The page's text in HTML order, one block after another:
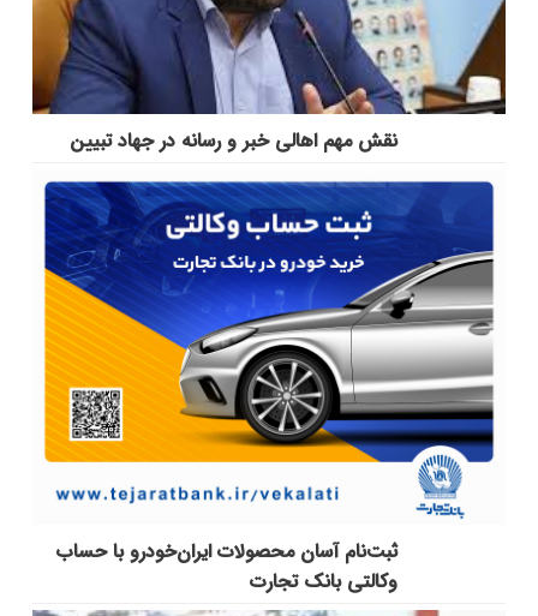
نقش مهم اهالی خبر و رسانه در جهاد تبیین
ثبت‌نام آسان محصولات ایران‌خودرو با حساب
وکالتی بانک تجارت